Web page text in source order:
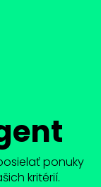
ponuky
kritérií.